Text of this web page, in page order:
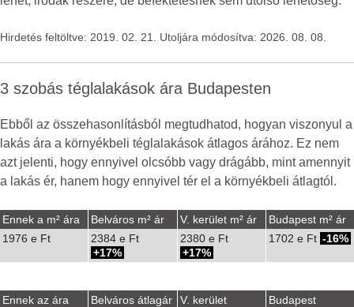
Hirdetés feltöltve: 2019. 02. 21. Utoljára módosítva: 2026. 08. 08.
3 szobás téglalakások ára Budapesten
Ebből az összehasonlításból megtudhatod, hogyan viszonyul a
lakás ára a környékbeli téglalakások átlagos árához. Ez nem
azt jelenti, hogy ennyivel olcsóbb vagy drágább, mint amennyit
a lakás ér, hanem hogy ennyivel tér el a környékbeli átlagtól.
Ennek a m² ára Belváros m² ár V. kerület m² ár
Budapest m² ár
1976 e Ft
2384 e Ft
17%
2380 e Ft
17%
1702 e Ft -16%
Ennek az ára Belváros átlagár
V. kerület
Budapest